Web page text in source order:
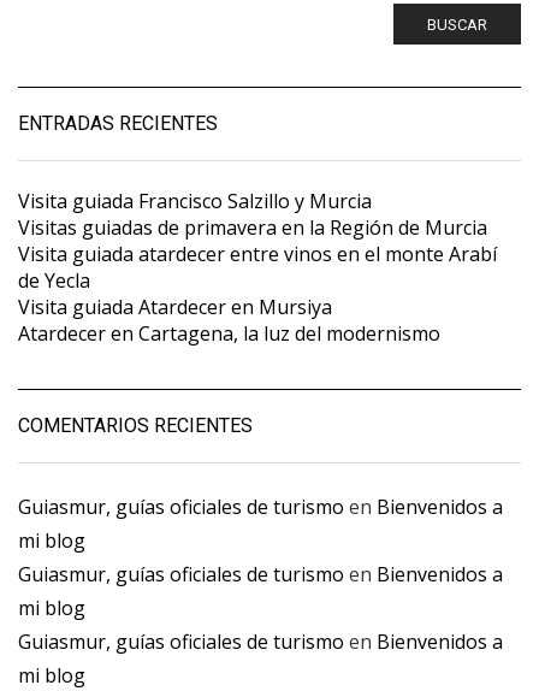
BUSCAR
ENTRADAS RECIENTES
Visita guiada Francisco Salzillo y Murcia
Visitas guiadas de primavera en la Región de Murcia
Visita guiada atardecer entre vinos en el monte Arabí
de Yecla
Visita guiada Atardecer en Mursiya
Atardecer en Cartagena, la luz del modernismo
COMENTARIOS RECIENTES
Guiasmur, guías oficiales de turismo en Bienvenidos a
mi blog
Guiasmur, guías oficiales de turismo en Bienvenidos a
mi blog
Guiasmur, guías oficiales de turismo en Bienvenidos a
mi blog